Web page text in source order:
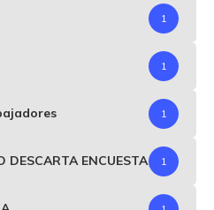
1
1
1
DESCARTA ENCUESTA 1